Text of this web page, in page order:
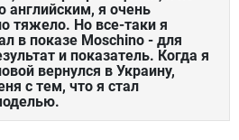
английским, я очень
тяжело. Но все-таки я
в показе Moschino - для
и показатель. Когда я
вернулся в Украину,
с тем, что я стал